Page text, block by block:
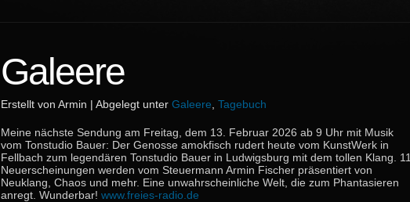
Galeere
Erstellt von Armin | Abgelegt unter Galeere Tagebuch
Meine nächste Sendung am Freitag, dem 13. Februar 2026 ab 9 Uhr mit Musik
vom Tonstudio Bauer: Der Genosse amokfisch rudert heute vom KunstWerk in
Fellbach zum legendären Tonstudio Bauer in Ludwigsburg mit dem tollen Klang. 11
Neuerscheinungen werden vom Steuermann Armin Fischer präsentiert von
Neuklang, Chaos und mehr. Eine unwahrscheinliche Welt, die zum Phantasieren
anregt. Wunderbar! www.freies-radio.de